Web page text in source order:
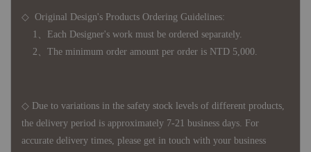
◇ Original Design's Products Ordering Guidelines:
1、Each Designer's work must be ordered separately.
2、The minimum order amount per order is NTD 5,000.
◇ Due to variations in the safety stock levels of different products,
the delivery period is approximately 7-21 business days. For
accurate delivery times, please get in touch with your business